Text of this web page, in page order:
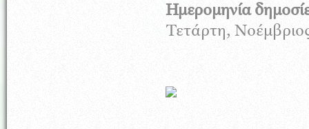
Ημερομηνία
Τετάρτη,